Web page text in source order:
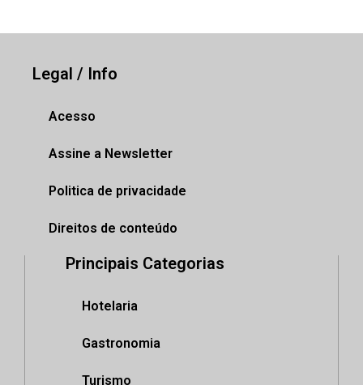
Legal / Info
Acesso
Assine a Newsletter
Politica de privacidade
Direitos de conteúdo
Principais Categorias
Hotelaria
Gastronomia
Turismo